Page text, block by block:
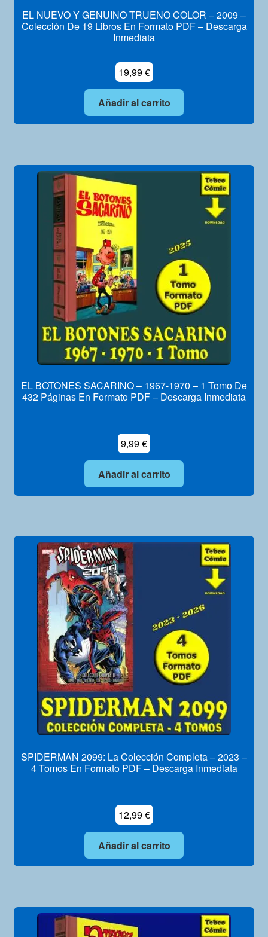
EL NUEVO Y GENUINO TRUENO COLOR – 2009 –
Colección De 19 Libros En Formato PDF – Descarga
Inmediata
19,99€
Añadir al carrito
EL BOTONES SACARINO – 1967-1970 – 1 Tomo De
432 Páginas En Formato PDF – Descarga Inmediata
9,99€
Añadir al carrito
SPIDERMAN 2099: La Colección Completa – 2023 –
4 Tomos En Formato PDF – Descarga Inmediata
12,99€
Añadir al carrito